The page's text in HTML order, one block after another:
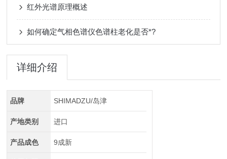
红外光谱原理概述
如何确定气相色谱仪色谱柱老化是否*?
详细介绍
品牌 SHIMADZU/岛津
产地类别 进口
产品成色 9成新